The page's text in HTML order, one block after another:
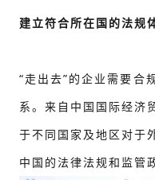
建立符合所在国的法规
“走出去”的企业需要合
系。来自中国国际经济
于不同国家及地区对于
中国的法律法规和监管